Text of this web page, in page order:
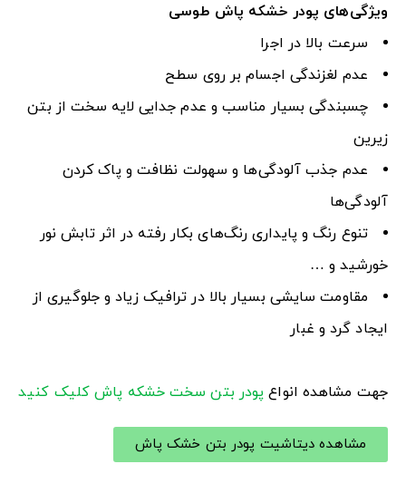
ویژگیهای پودر خشکه پاش طوسی
سرعت بالا در اجرا
عدم لغزندگی اجسام بر روی سطح
چسبندگی بسیار مناسب و عدم جدایی لایه سخت از بتن
زیرین
عدم جذب آلودگی‌ها و سهولت نظافت و پاک کردن
آلودگی‌ها
تنوع رنگ و پایداری رنگ‌های بکار رفته در اثر تابش نور
خورشید و …
مقاومت سایشی بسیار بالا در ترافیک زیاد و جلوگیری از
ایجاد گرد و غبار
جهت مشاهده انواع پودر بتن سخت خشکه پاشکلیک کنید
مشاهده دیتاشیت پودر بتن خشک پاش